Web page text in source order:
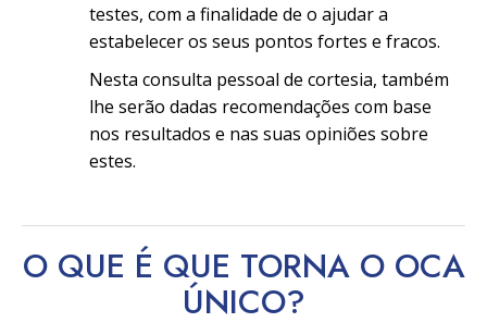
testes, com a finalidade de o ajudar a
estabelecer os seus pontos fortes e fracos.
Nesta consulta pessoal de cortesia, também
lhe serão dadas recomendações com base
nos resultados e nas suas opiniões sobre
estes.
O QUE É QUE TORNA O OCA
ÚNICO?